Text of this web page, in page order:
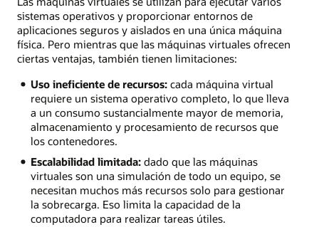
sistemas operativos y proporcionar entornos de
aplicaciones seguros y aislados en una única máquina
física. Pero mientras que las máquinas virtuales ofrecen
ciertas ventajas, también tienen limitaciones:
Uso ineficiente de recursos:cada máquina virtual
requiere un sistema operativo completo, lo que lleva
a un consumo sustancialmente mayor de memoria,
almacenamiento y procesamiento de recursos que
los contenedores.
Escalabilidad limitada:dado que las máquinas
virtuales son una simulación de todo un equipo, se
necesitan muchos más recursos solo para gestionar
la sobrecarga. Eso limita la capacidad de la
computadora para realizar tareas útiles.